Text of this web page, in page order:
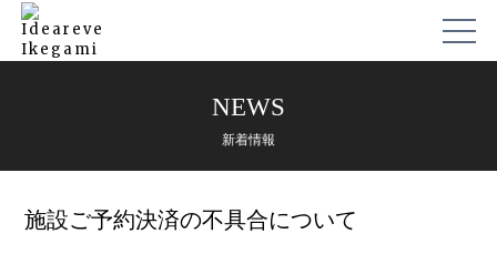
NEWS
新着情報
施設ご予約決済の不具合について